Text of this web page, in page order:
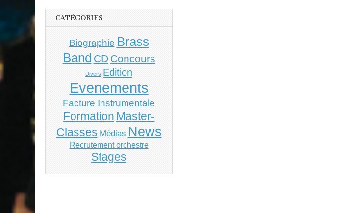
CATÉGORIES
Biographie Brass
Band CD Concours
Divers Edition
Evenements
Facture Instrumentale
Formation Master-
Classes Médias News
Recrutement orchestre
Stages